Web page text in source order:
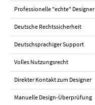
Professionelle "echte" Designer
Deutsche Rechtssicherheit
Deutschsprachiger Support
Volles Nutzungsrecht
Direkter Kontakt zum Designer
Manuelle Design-Überprüfung